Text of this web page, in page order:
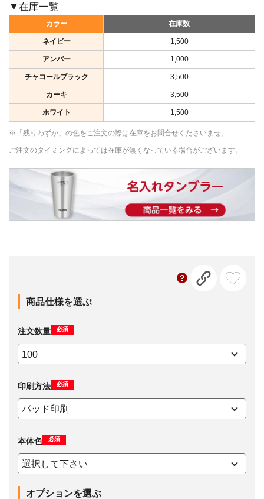
▼在庫一覧
カラー 在庫数
ネイビー 1,500
アンバー 1,000
チャコールブラック 3,500
カーキ 3,500
ホワイト 1,500
※「残りわずか」の色をご注文の際は在庫をお問合せくださいませ。
ご注文のタイミングによっては在庫が無くなっている場合がございます。
商品仕様を選ぶ
注文数量 必須
印刷方法 必須
本体色 必須
オプションを選ぶ